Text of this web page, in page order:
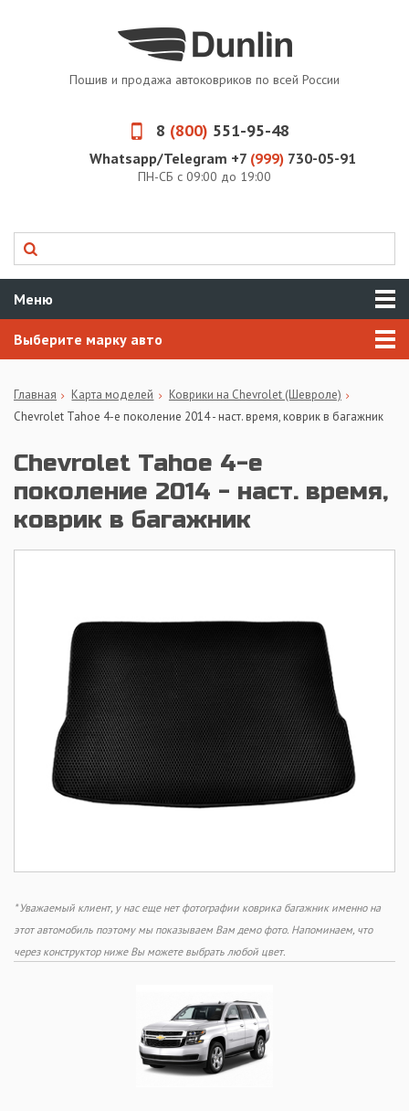
Пошив и продажа автоковриков по всей России
8 (800) 551-95-48
Whatsapp/Telegram +7 (999) 730-05-91
ПН-СБ с 09:00 до 19:00
Меню
Выберите марку авто
Главная Карта моделей
Коврики на Chevrolet (Шевроле)
Chevrolet Tahoe 4-е поколение 2014 - наст. время, коврик в багажник
Chevrolet Tahoe 4-е
поколение 2014 - наст. время,
коврик в багажник
* Уважаемый клиент, у нас еще нет фотографии коврика багажник именно на
этот автомобиль поэтому мы показываем Вам демо фото. Напоминаем, что
через конструктор ниже Вы можете выбрать любой цвет.